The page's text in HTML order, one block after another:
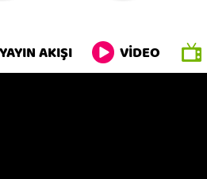
YAYIN AKIŞI VİDEO